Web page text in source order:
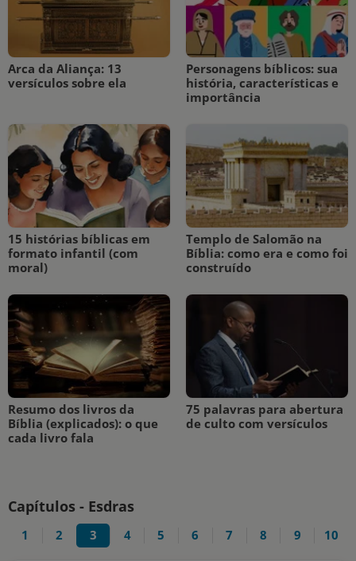
Arca da Aliança: 13
versículos sobre ela
Personagens bíblicos: sua
história, características e
importância
15 histórias bíblicas em
formato infantil (com
moral)
Templo de Salomão na
Bíblia: como era e como foi
construído
Resumo dos livros da
Bíblia (explicados): o que
cada livro fala
75 palavras para abertura
de culto com versículos
Capítulos - Esdras
1 2 3 4 5 6 7 8 9 10